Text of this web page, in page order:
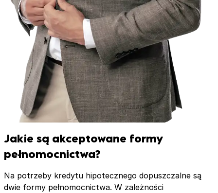
Jakie są akceptowane formy
pełnomocnictwa?
Na potrzeby kredytu hipotecznego dopuszczalne są
dwie formy pełnomocnictwa. W zależności